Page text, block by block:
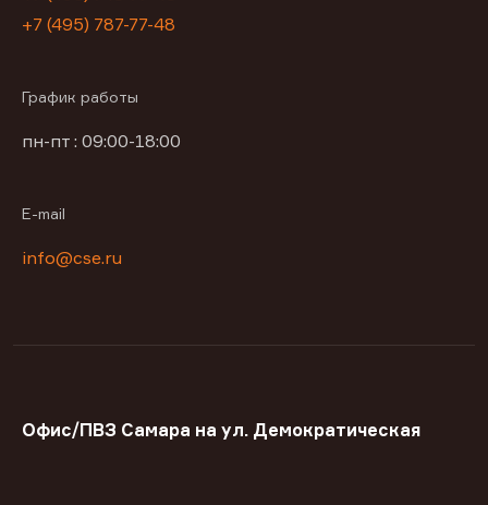
+7 (495) 787-77-48
График работы
пн-пт : 09:00-18:00
E-mail
info@cse.ru
Офис/ПВЗ Самара на ул. Демократическая